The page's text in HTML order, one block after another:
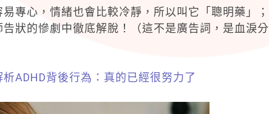
專心，情緒也會比較冷靜，所以叫它「聰明藥」；
狀的慘劇中徹底解脫！（這不是廣告詞，是血淚分
ADHD背後行為：真的已經很努力了